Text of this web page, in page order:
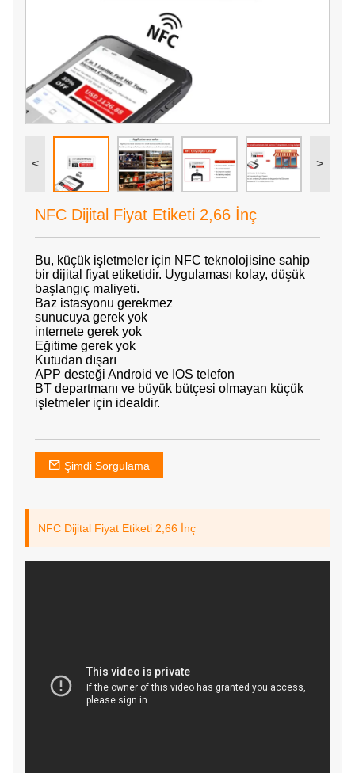
< >
NFC Dijital Fiyat Etiketi 2,66 İnç
Bu, küçük işletmeler için NFC teknolojisine sahip
bir dijital fiyat etiketidir. Uygulaması kolay, düşük
başlangıç ​​maliyeti.
Baz istasyonu gerekmez
sunucuya gerek yok
internete gerek yok
Eğitime gerek yok
Kutudan dışarı
APP desteği Android ve IOS telefon
BT departmanı ve büyük bütçesi olmayan küçük
işletmeler için idealdir.
Şimdi Sorgulama
NFC Dijital Fiyat Etiketi 2,66 İnç